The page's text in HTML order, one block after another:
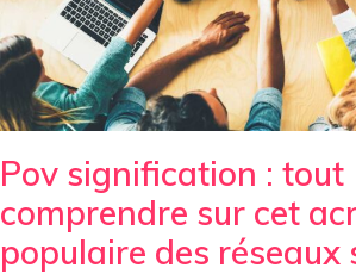
Pov signification : tout
comprendre sur cet
populaire des réseaux